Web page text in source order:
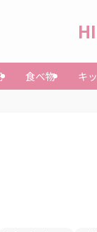
食べ物 キ